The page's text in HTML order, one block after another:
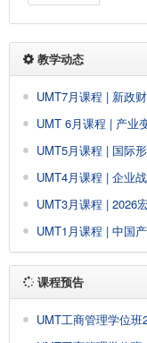
教学动态
UMT7月课程 | 新政
UMT 6月课程 | 产业变
UMT5月课程 | 国际
UMT4月课程 | 企业
UMT3月课程 | 2026宏
UMT1月课程 | 中国产业机遇与
课程预告
UMT工商管理学位